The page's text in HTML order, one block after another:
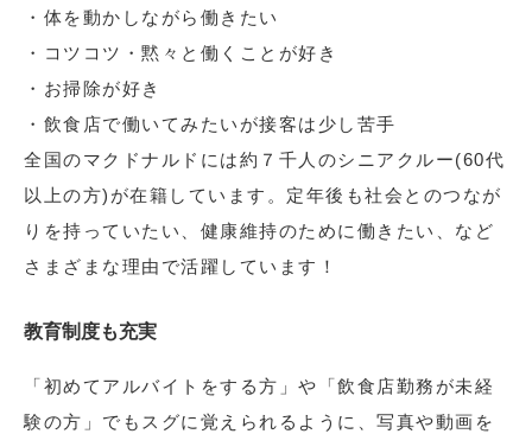
・体を動かしながら働きたい
・コツコツ・黙々と働くことが好き
・お掃除が好き
・飲食店で働いてみたいが接客は少し苦手
全国のマクドナルドには約７千人のシニアクルー(60代
以上の方)が在籍しています。定年後も社会とのつなが
りを持っていたい、健康維持のために働きたい、など
さまざまな理由で活躍しています！
教育制度も充実
「初めてアルバイトをする方」や「飲食店勤務が未経
験の方」でもスグに覚えられるように、写真や動画を